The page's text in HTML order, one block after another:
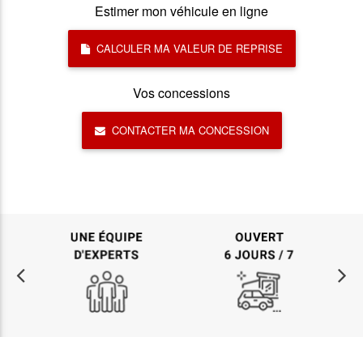
Estimer mon véhicule en ligne
CALCULER MA VALEUR DE REPRISE
Vos concessions
CONTACTER MA CONCESSION